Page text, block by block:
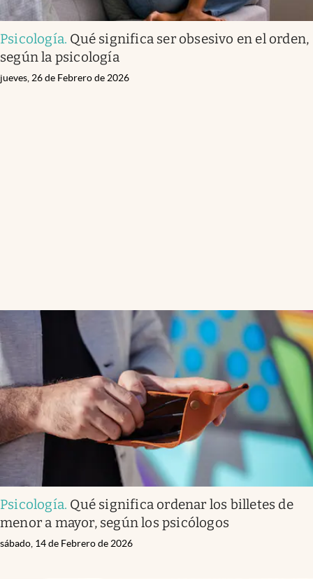
Psicología. Qué significa ser obsesivo en el orden,
según la psicología
jueves, 26 de Febrero de 2026
Psicología. Qué significa ordenar los billetes de
menor a mayor, según los psicólogos
sábado, 14 de Febrero de 2026